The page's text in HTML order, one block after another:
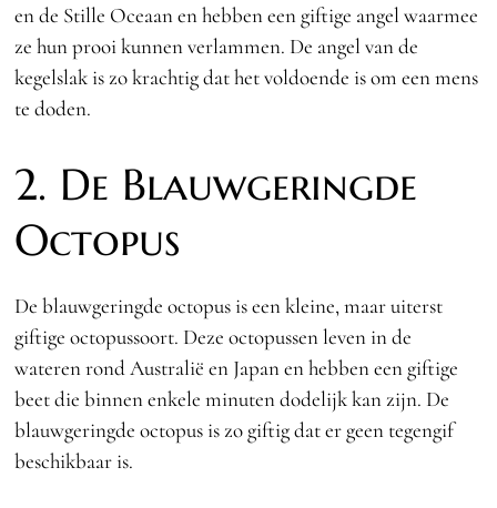
en de Stille Oceaan en hebben een giftige angel waarmee
ze hun prooi kunnen verlammen. De angel van de
kegelslak is zo krachtig dat het voldoende is om een mens
te doden.
2. De Blauwgeringde
Octopus
De blauwgeringde octopus is een kleine, maar uiterst
giftige octopussoort. Deze octopussen leven in de
wateren rond Australië en Japan en hebben een giftige
beet die binnen enkele minuten dodelijk kan zijn. De
blauwgeringde octopus is zo giftig dat er geen tegengif
beschikbaar is.